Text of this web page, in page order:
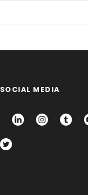
SOCIAL MEDIA